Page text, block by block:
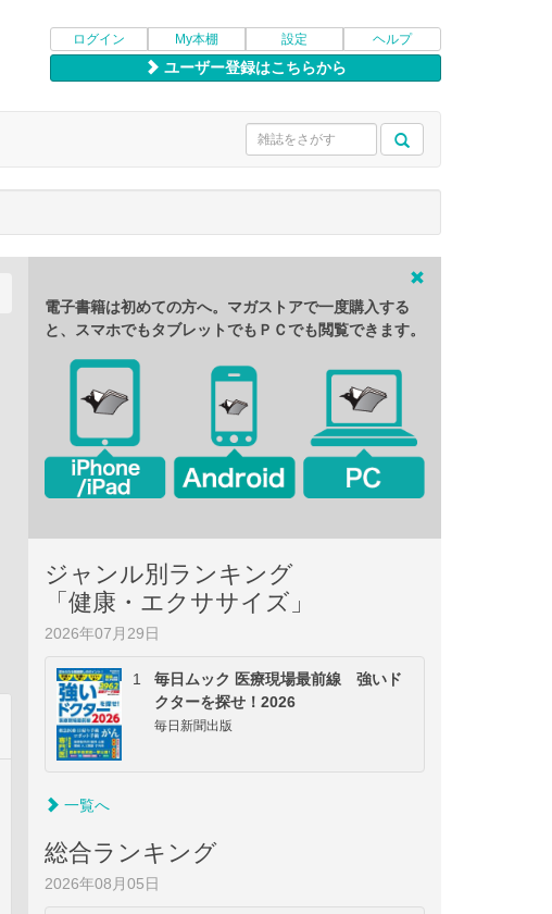
ログイン My本棚 設定 ヘルプ
ユーザー登録はこちらから
電子書籍は初めての方へ。マガストアで一度購入する
と、スマホでもタブレットでもＰＣでも閲覧できます。
ジャンル別ランキング
「健康・エクササイズ」
2026年07月29日
1
毎日ムック 医療現場最前線 強いド
クターを探せ！2026
毎日新聞出版
一覧へ
総合ランキング
2026年08月05日